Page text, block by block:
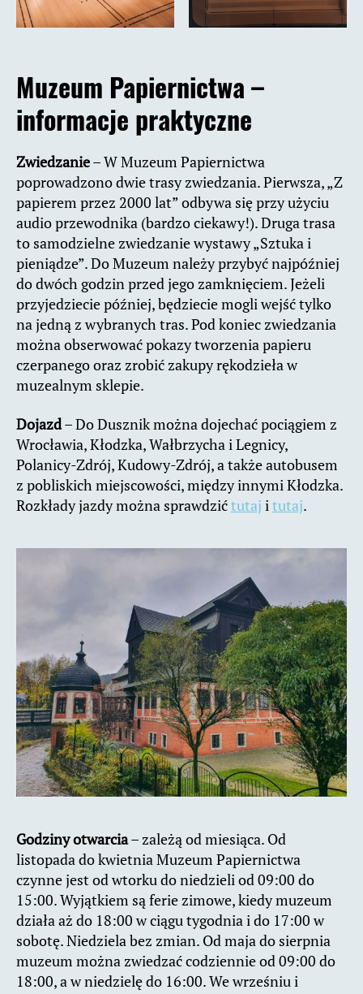
Muzeum Papiernictwa –
informacje praktyczne
Zwiedzanie– W Muzeum Papiernictwa
poprowadzono dwie trasy zwiedzania. Pierwsza, „Z
papierem przez 2000 lat” odbywa się przy użyciu
audio przewodnika (bardzo ciekawy!). Druga trasa
to samodzielne zwiedzanie wystawy „Sztuka i
pieniądze”. Do Muzeum należy przybyć najpóźniej
do dwóch godzin przed jego zamknięciem. Jeżeli
przyjedziecie później, będziecie mogli wejść tylko
na jedną z wybranych tras. Pod koniec zwiedzania
można obserwować pokazy tworzenia papieru
czerpanego oraz zrobić zakupy rękodzieła w
muzealnym sklepie.
Dojazd– Do Dusznik można dojechać pociągiem z
Wrocławia, Kłodzka, Wałbrzycha i Legnicy,
Polanicy-Zdrój, Kudowy-Zdrój, a także autobusem
z pobliskich miejscowości, między innymi Kłodzka.
Rozkłady jazdy można sprawdzićtutaj itutaj.
Godziny otwarcia– zależą od miesiąca. Od
listopada do kwietnia Muzeum Papiernictwa
czynne jest od wtorku do niedzieli od 09:00 do
15:00. Wyjątkiem są ferie zimowe, kiedy muzeum
działa aż do 18:00 w ciągu tygodnia i do 17:00 w
sobotę. Niedziela bez zmian. Od maja do sierpnia
muzeum można zwiedzać codziennie od 09:00 do
18:00, a w niedzielę do 16:00. We wrześniu i